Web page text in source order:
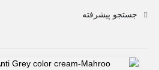
جستجو پیشرفته